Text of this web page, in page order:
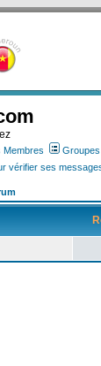
Membres
vérifier ses